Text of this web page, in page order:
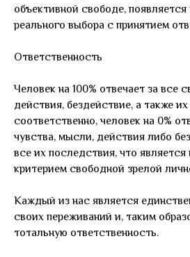
объективной свободе,
реального выбора с принятием
Ответственность
Человек на 100% отвечает за все
действия, бездействие, а также
соответственно, человек на 0%
чувства, мысли, действия либо
все их последствия, что является
критерием свободной зрелой
Каждый из нас является
своих переживаний и, таким
тотальную ответственность.